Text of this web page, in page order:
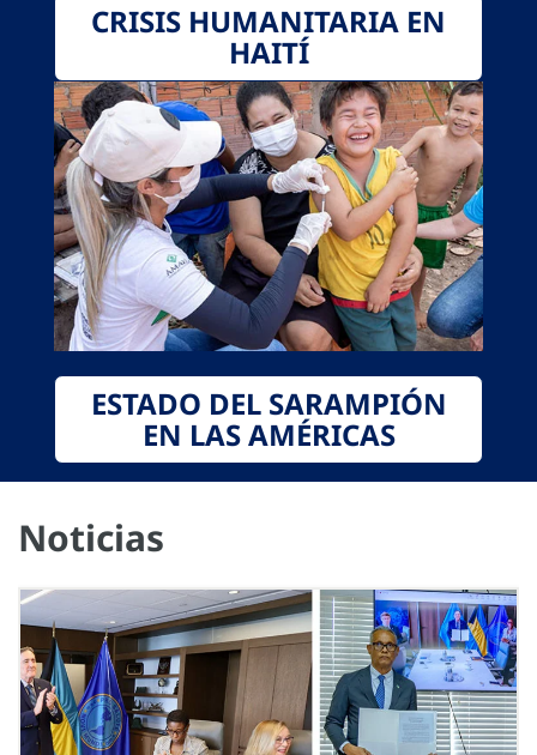
CRISIS HUMANITARIA EN
HAITÍ
ESTADO DEL SARAMPIÓN
EN LAS AMÉRICAS
Noticias